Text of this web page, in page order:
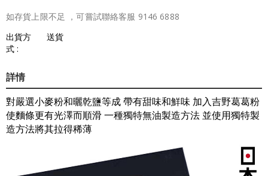
如存貨上限不足 ，可嘗試聯絡客服 9146 6888
出貨方
式 :
送貨
詳情
對嚴選小麥粉和曬乾鹽等成 帶有甜味和鮮味 加入吉野葛葛粉
使麵條更有光澤而順滑 一種獨特無油製造方法 並使用獨特製
造方法將其拉得稀薄